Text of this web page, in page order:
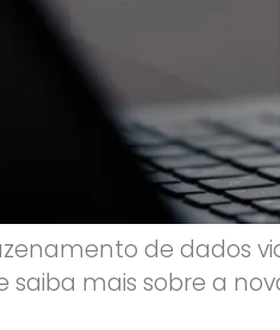
de dados
saiba mais sobre a